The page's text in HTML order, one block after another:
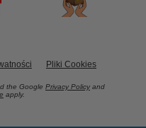
Pliki Cookies
the Google Privacy Policy and
apply.